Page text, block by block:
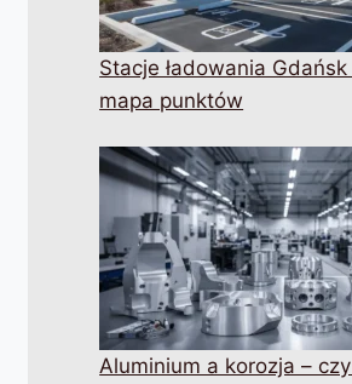
Stacje ładowania
mapa punktów
Aluminium a korozja –